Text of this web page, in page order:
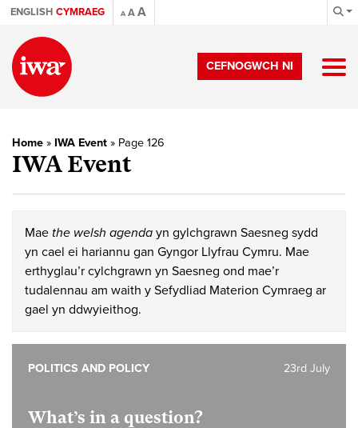
ENGLISH CYMRAEG A AA
CEFNOGWCH NI
Home » IWA Event » Page 126
IWA Event
Mae the welsh agenda yn gylchgrawn Saesneg sydd
yn cael ei hariannu gan Gyngor Llyfrau Cymru. Mae
erthyglau’r cylchgrawn yn Saesneg ond mae’r
tudalennau am waith y Sefydliad Materion Cymraeg ar
gael yn ddwyieithog.
What’s in a question?
23rd July
POLITICS AND POLICY